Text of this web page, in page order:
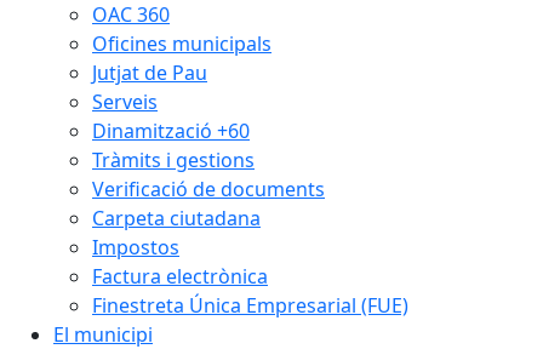
OAC 360
Oficines municipals
Jutjat de Pau
Serveis
Dinamització +60
Tràmits i gestions
Verificació de documents
Carpeta ciutadana
Impostos
Factura electrònica
Finestreta Única Empresarial (FUE)
El municipi